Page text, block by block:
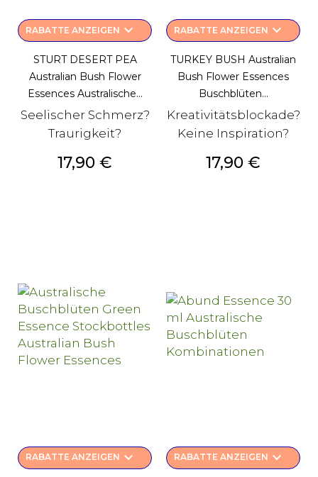
RABATTE ANZEIGEN keyboard_arrow_down
STURT DESERT PEA
Australian Bush Flower
Essences Australische...
Seelischer Schmerz?
Traurigkeit?
Preis
17,90 €
RABATTE ANZEIGEN keyboard_arrow_down
TURKEY BUSH Australian
Bush Flower Essences
Buschblüten...
Kreativitätsblockade?
Keine Inspiration?
Preis
17,90 €
RABATTE ANZEIGEN keyboard_arrow_down RABATTE ANZEIGEN keyboard_arrow_down